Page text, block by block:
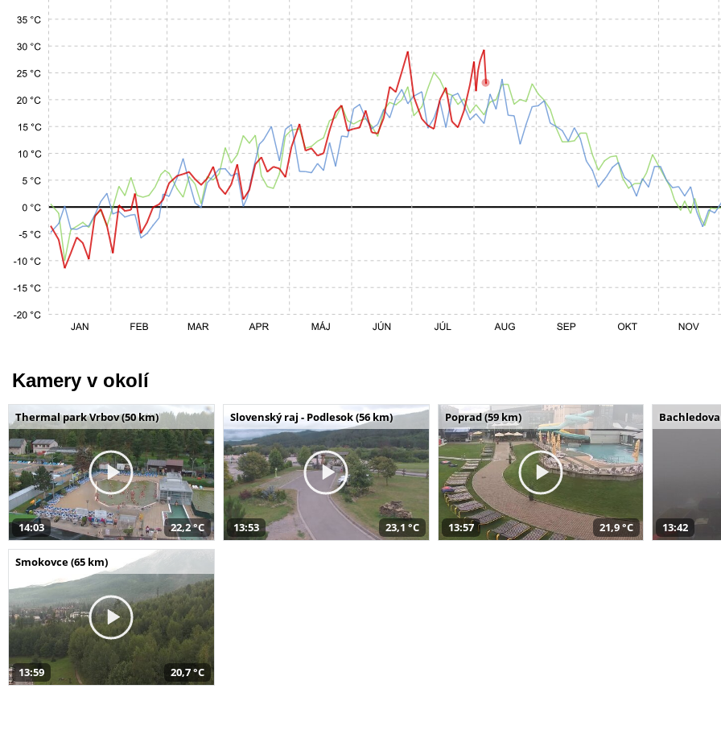
Kamery v okolí
Thermal park Vrbov (50 km)
14:03 22,2 °C
Slovenský raj - Podlesok (56 km)
13:53 23,1 °C
Poprad (59 km)
13:57 21,9 °C 13:42
Smokovce (65 km)
13:59 20,7 °C